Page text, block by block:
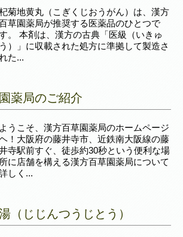
菊地黄丸（こぎくじおうがん）は、漢方
草園薬局が推奨する医薬品のひとつで
。 本剤は、漢方の古典「医級（いきゅ
う）」に収載された処方に準拠して製造さ
た...
薬局のご紹介
ようこそ、漢方百草園薬局のホームページ
！大阪府の藤井寺市、近鉄南大阪線の藤
寺駅前すぐ、徒歩約30秒という便利な場
所に店舗を構える漢方百草園薬局について
しく...
（じじんつうじとう）